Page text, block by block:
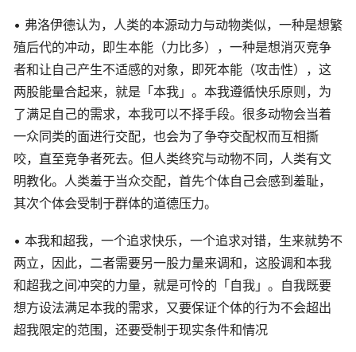
• 弗洛伊德认为，人类的本源动力与动物类似，一种是想繁
殖后代的冲动，即生本能（力比多），一种是想消灭竞争
者和让自己产生不适感的对象，即死本能（攻击性），这
两股能量合起来，就是「本我」。本我遵循快乐原则，为
了满足自己的需求，本我可以不择手段。很多动物会当着
一众同类的面进行交配，也会为了争夺交配权而互相撕
咬，直至竞争者死去。但人类终究与动物不同，人类有文
明教化。人类羞于当众交配，首先个体自己会感到羞耻，
其次个体会受制于群体的道德压力。
• 本我和超我，一个追求快乐，一个追求对错，生来就势不
两立，因此，二者需要另一股力量来调和，这股调和本我
和超我之间冲突的力量，就是可怜的「自我」。自我既要
想方设法满足本我的需求，又要保证个体的行为不会超出
超我限定的范围，还要受制于现实条件和情况